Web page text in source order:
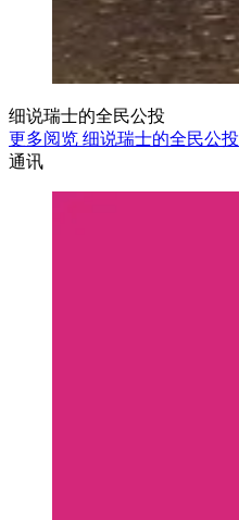
细说瑞士的全民公投
更多阅览 细说瑞士的全民公投
通讯